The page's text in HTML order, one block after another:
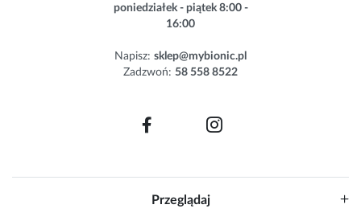
poniedziałek - piątek 8:00 -
16:00
Napisz: sklep@mybionic.pl
Zadzwoń: 58 558 8522
Przeglądaj